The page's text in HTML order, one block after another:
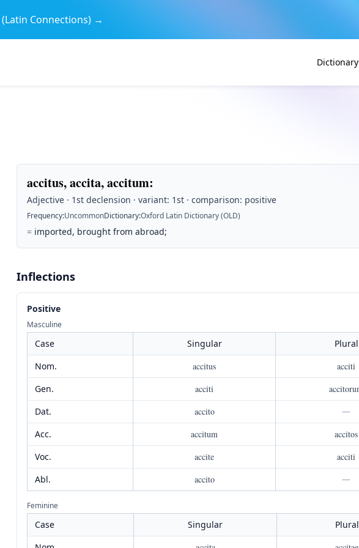
(Latin Connections) →
Dictionary
accitus, accita, accitum:
Adjective · 1st declension · variant: 1st · comparison: positive
Frequency:UncommonDictionary:Oxford Latin Dictionary (OLD)
= imported, brought from abroad;
Inflections
Positive
Masculine
Case Singular
Plural
Nom.
accitus
acciti
Gen.
acciti
Dat.
accito
—
Acc.
accitum
accitos
Voc.
accite
acciti
Abl.
accito —
Feminine
Case Singular
Plural